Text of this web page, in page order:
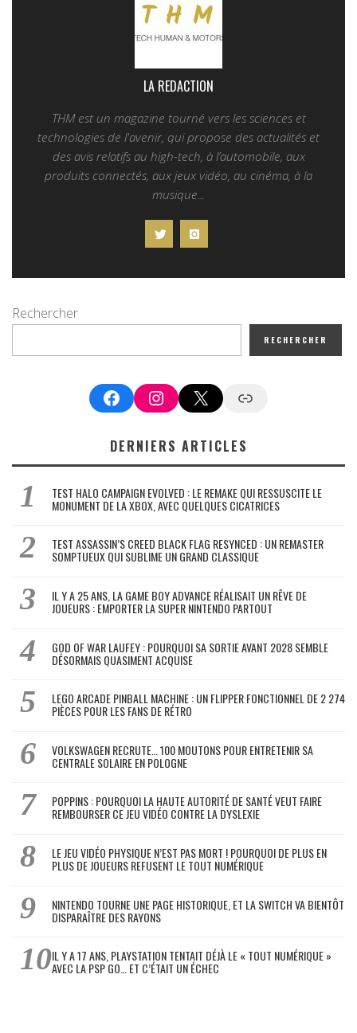
LA REDACTION
THM est un magazine tourné vers les sciences et
technologies de l'avenir, qui propose des actualités et
des avis relatifs au high-tech, à l’automobile, aux
produits connectés, aux jeux vidéo, au cinéma, à la
musique...
Rechercher
RECHERCHER
FacebookInstagram
X Google News
DERNIERS ARTICLES
TEST HALO CAMPAIGN EVOLVED : LE REMAKE QUI RESSUSCITE LE
MONUMENT DE LA XBOX, AVEC QUELQUES CICATRICES
TEST ASSASSIN’S CREED BLACK FLAG RESYNCED : UN REMASTER
SOMPTUEUX QUI SUBLIME UN GRAND CLASSIQUE
IL Y A 25 ANS, LA GAME BOY ADVANCE RÉALISAIT UN RÊVE DE
JOUEURS : EMPORTER LA SUPER NINTENDO PARTOUT
GOD OF WAR LAUFEY : POURQUOI SA SORTIE AVANT 2028 SEMBLE
DÉSORMAIS QUASIMENT ACQUISE
LEGO ARCADE PINBALL MACHINE : UN FLIPPER FONCTIONNEL DE 2 274
PIÈCES POUR LES FANS DE RÉTRO
VOLKSWAGEN RECRUTE… 100 MOUTONS POUR ENTRETENIR SA
CENTRALE SOLAIRE EN POLOGNE
POPPINS : POURQUOI LA HAUTE AUTORITÉ DE SANTÉ VEUT FAIRE
REMBOURSER CE JEU VIDÉO CONTRE LA DYSLEXIE
LE JEU VIDÉO PHYSIQUE N’EST PAS MORT ! POURQUOI DE PLUS EN
PLUS DE JOUEURS REFUSENT LE TOUT NUMÉRIQUE
NINTENDO TOURNE UNE PAGE HISTORIQUE, ET LA SWITCH VA BIENTÔT
DISPARAÎTRE DES RAYONS
IL Y A 17 ANS, PLAYSTATION TENTAIT DÉJÀ LE « TOUT NUMÉRIQUE »
AVEC LA PSP GO… ET C’ÉTAIT UN ÉCHEC